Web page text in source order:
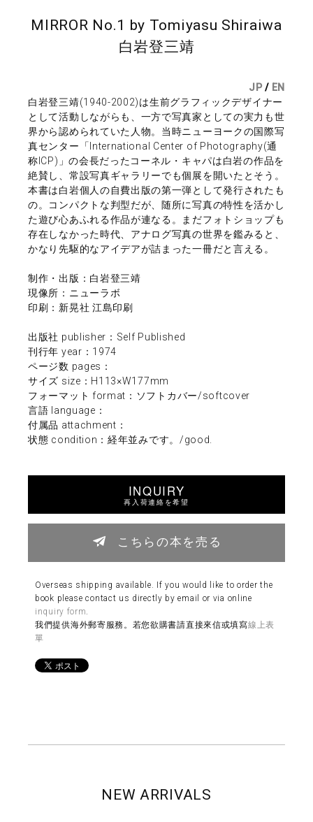
MIRROR No.1 by Tomiyasu Shiraiwa
白岩登三靖
JP / EN
白岩登三靖(1940-2002)は生前グラフィックデザイナー
として活動しながらも、一方で写真家としての実力も世
界から認められていた人物。当時ニューヨークの国際写
真センター「International Center of Photography(通
称ICP)」の会長だったコーネル・キャパは白岩の作品を
絶賛し、常設写真ギャラリーでも個展を開いたとそう。
本書は白岩個人の自費出版の第一弾として発行されたも
の。コンパクトな判型だが、随所に写真の特性を活かし
た遊び心あふれる作品が連なる。まだフォトショップも
存在しなかった時代、アナログ写真の世界を鑑みると、
かなり先駆的なアイデアが詰まった一冊だと言える。
制作・出版：白岩登三靖
現像所：ニューラボ
印刷：新晃社 江島印刷
出版社 publisher：Self Published
刊行年 year：1974
ページ数 pages：
サイズ size：H113×W177mm
フォーマット format：ソフトカバー/softcover
言語 language：
付属品 attachment：
状態 condition：経年並みです。/good.
INQUIRY
再入荷連絡を希望
こちらの本を売る
Overseas shipping available. If you would like to order the
book please contact us directly by email or via online
inquiry form
我們提供海外郵寄服務。若您欲購書請直接來信或填寫線上表
單
NEW ARRIVALS